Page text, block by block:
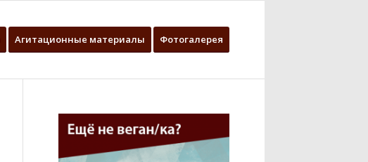
Агитационные материалы Фотогалерея